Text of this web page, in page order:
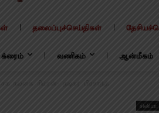
தலைப்புச்செய்திகள்
க்ரைம் வணிகம் ஆன்மீகம்
நடிகை சிம்ரன்- நடிகர் பிரசாந்த்
சினிமா